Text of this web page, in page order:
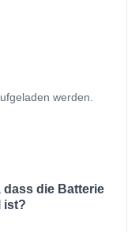
werden.
dass die Batterie
ist?